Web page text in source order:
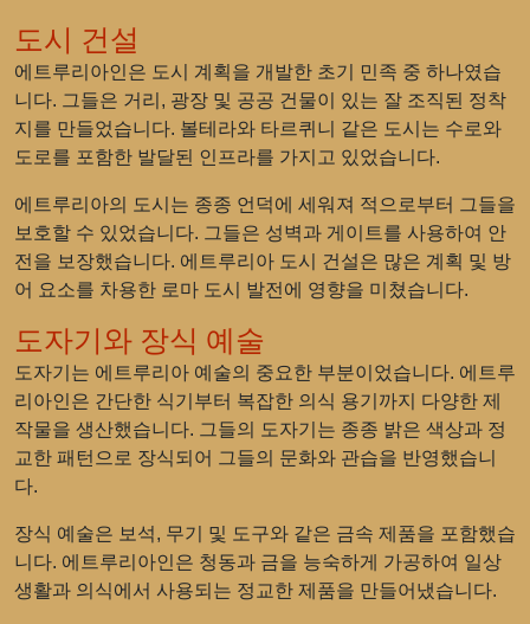
도시 건설
에트루리아인은 도시 계획을 개발한 초기 민족 중 하나였습
니다. 그들은 거리, 광장 및 공공 건물이 있는 잘 조직된 정착
지를 만들었습니다. 볼테라와 타르퀴니 같은 도시는 수로와
도로를 포함한 발달된 인프라를 가지고 있었습니다.
에트루리아의 도시는 종종 언덕에 세워져 적으로부터 그들을
보호할 수 있었습니다. 그들은 성벽과 게이트를 사용하여 안
전을 보장했습니다. 에트루리아 도시 건설은 많은 계획 및 방
어 요소를 차용한 로마 도시 발전에 영향을 미쳤습니다.
도자기와 장식 예술
도자기는 에트루리아 예술의 중요한 부분이었습니다. 에트루
리아인은 간단한 식기부터 복잡한 의식 용기까지 다양한 제
작물을 생산했습니다. 그들의 도자기는 종종 밝은 색상과 정
교한 패턴으로 장식되어 그들의 문화와 관습을 반영했습니
다.
장식 예술은 보석, 무기 및 도구와 같은 금속 제품을 포함했습
니다. 에트루리아인은 청동과 금을 능숙하게 가공하여 일상
생활과 의식에서 사용되는 정교한 제품을 만들어냈습니다.